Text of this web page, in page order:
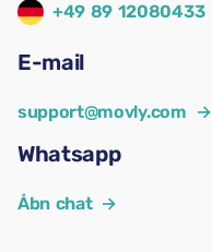
+49 89 12080433
E-mail
support@movly.com →
Whatsapp
Åbn chat →